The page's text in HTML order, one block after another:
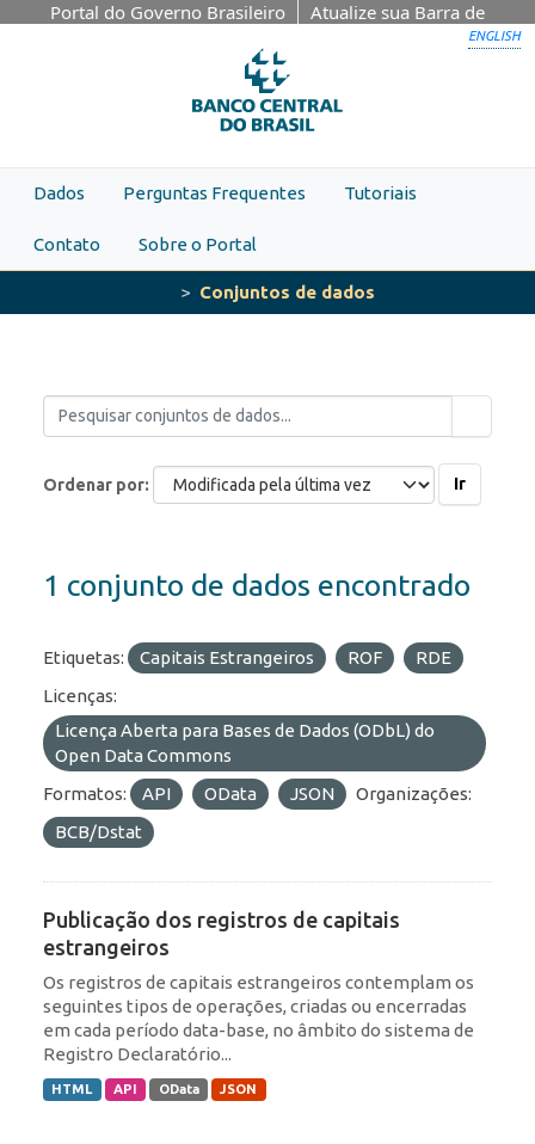
Skip to main content
Portal do Governo Brasileiro
Atualize sua Barra de
ENGLISH
Dados Perguntas Frequentes Tutoriais
Contato Sobre o Portal
Conjuntos de dados
Ordenar por Ir
1 conjunto de dados encontrado
Etiquetas: Capitais Estrangeiros ROF
RDE
Licenças:
Licença Aberta para Bases de Dados (ODbL) do
Open Data Commons
Formatos:
API OData JSON
Organizações:
BCB/Dstat
Publicação dos registros de capitais
estrangeiros
Os registros de capitais estrangeiros contemplam os
seguintes tipos de operações, criadas ou encerradas
em cada período data-base, no âmbito do sistema de
Registro Declaratório...
HTML API OData JSON